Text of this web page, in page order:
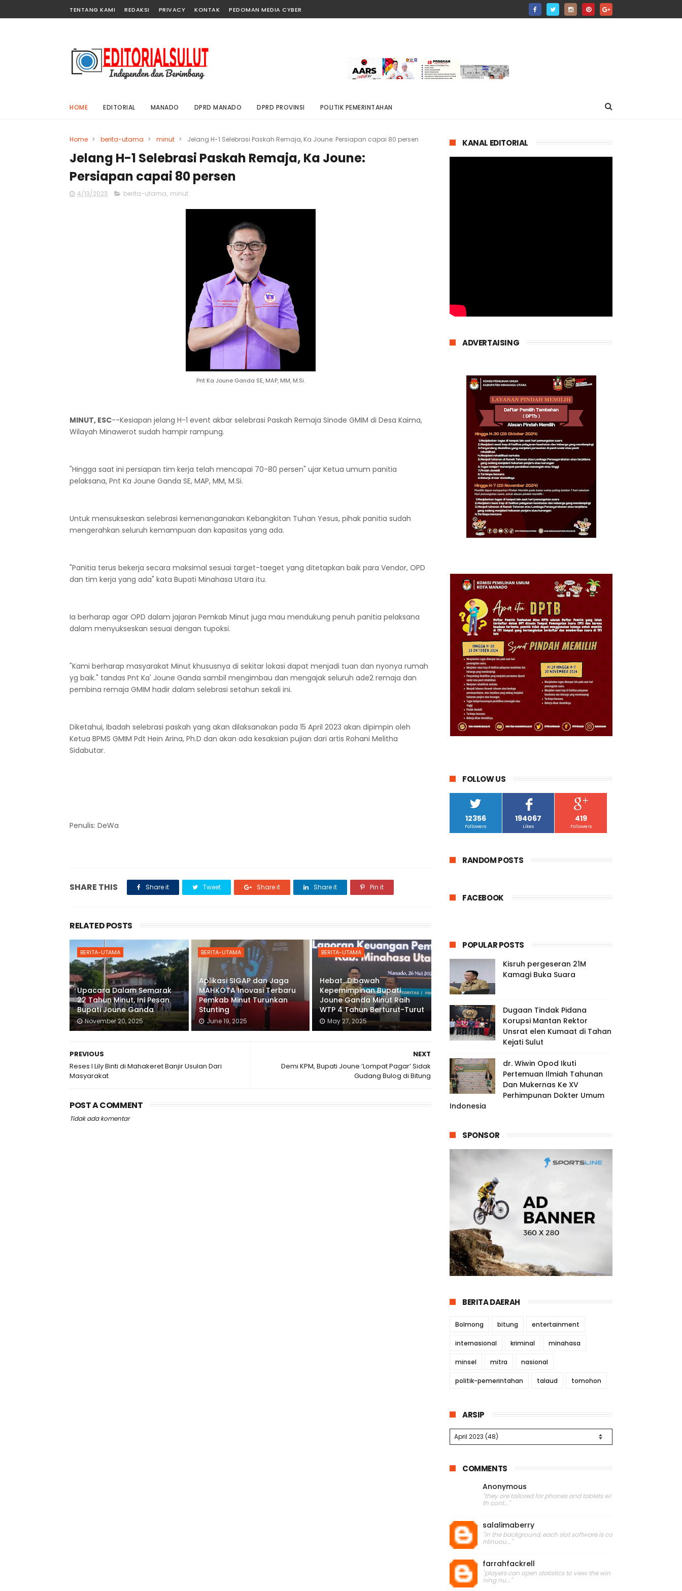
TENTANG KAMI REDAKSI PRIVACY KONTAK PEDOMAN MEDIA CYBER
HOME EDITORIAL MANADO DPRD MANADO DPRD PROVINSI POLITIK PEMERINTAHAN
Home > berita-utama > minut > Jelang H-1 Selebrasi Paskah Remaja, Ka Joune: Persiapan capai 80 persen
Jelang H-1 Selebrasi Paskah Remaja, Ka Joune:
Persiapan capai 80 persen
4/13/2023 berita-utama, minut
Pnt Ka Joune Ganda SE, MAP, MM, M.Si.
MINUT, ESC--Kesiapan jelang H-1 event akbar selebrasi Paskah Remaja Sinode GMIM di Desa Kaima,
Wilayah Minawerot sudah hampir rampung.
"Hingga saat ini persiapan tim kerja telah mencapai 70-80 persen" ujar Ketua umum panitia
pelaksana, Pnt Ka Joune Ganda SE, MAP, MM, M.Si.
Untuk mensukseskan selebrasi kemenanganakan Kebangkitan Tuhan Yesus, pihak panitia sudah
mengerahkan seluruh kemampuan dan kapasitas yang ada.
"Panitia terus bekerja secara maksimal sesuai target-taeget yang ditetapkan baik para Vendor, OPD
dan tim kerja yang ada" kata Bupati Minahasa Utara itu.
Ia berharap agar OPD dalam jajaran Pemkab Minut juga mau mendukung penuh panitia pelaksana
dalam menyukseskan sesuai dengan tupoksi.
"Kami berharap masyarakat Minut khususnya di sekitar lokasi dapat menjadi tuan dan nyonya rumah
yg baik." tandas Pnt Ka' Joune Ganda sambil mengimbau dan mengajak seluruh ade2 remaja dan
pembina remaja GMIM hadir dalam selebrasi setahun sekali ini.
Diketahui, Ibadah selebrasi paskah yang akan dilaksanakan pada 15 April 2023 akan dipimpin oleh
Ketua BPMS GMIM Pdt Hein Arina, Ph.D dan akan ada kesaksian pujian dari artis Rohani Melitha
Sidabutar.
Penulis: DeWa
SHARE THIS Share it Tweet Share it Share it Pin it
RELATED POSTS
BERITA-UTAMA
Upacara Dalam Semarak
22 Tahun Minut, Ini Pesan
Bupati Joune Ganda
November 20, 2025
BERITA-UTAMA
Aplikasi SIGAP dan Jaga
MAHKOTA Inovasi Terbaru
Pemkab Minut Turunkan
Stunting
June 19, 2025
BERITA-UTAMA
Hebat...Dibawah
Kepemimpinan Bupati
Joune Ganda Minut Raih
WTP 4 Tahun Berturut-Turut
May 27, 2025
NEXT
Demi KPM, Bupati Joune ‘Lompat Pagar’ Sidak
Gudang Bulog di Bitung
PREVIOUS
Reses l Lily Binti di Mahakeret Banjir Usulan Dari
Masyarakat
POST A COMMENT
Tidak ada komentar
KANAL EDITORIAL
ADVERTAISING
FOLLOW US
12356
Followers
194067
Likes
419
Followers
RANDOM POSTS
FACEBOOK
POPULAR POSTS
Kisruh pergeseran 21M
Kamagi Buka Suara
Dugaan Tindak Pidana
Korupsi Mantan Rektor
Unsrat elen Kumaat di Tahan
Kejati Sulut
dr. Wiwin Opod Ikuti
Pertemuan Ilmiah Tahunan
Dan Mukernas Ke XV
Perhimpunan Dokter Umum
Indonesia
SPONSOR
BERITA DAERAH
Bolmong bitung entertainment
internasional kriminal minahasa
minsel mitra nasional
politik-pemerintahan talaud tomohon
ARSIP
COMMENTS
Anonymous
"they are tailored for phones and tablets wi
th cont..."
salalimaberry
"in the background, each slot software is co
ntinuou..."
farrahfackrell
"players can open statistics to view the win
ning nu..."